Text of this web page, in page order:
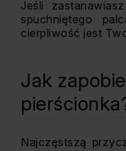
Jeśli
spuchniętego
cierpliwość jest
Jak
Najczęstszą